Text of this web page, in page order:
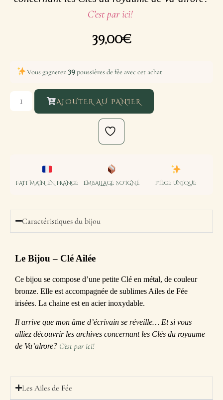
C’est par ici!
39,00€
Vous gagnerez 39poussières de fée avec cet achat
AJOUTER AU PANIER
FAIT MAIN EN FRANCE EMBALLAGE SOIGNÉ PIÈCE UNIQUE
Caractéristiques du bijou
Le Bijou – Clé Ailée
Ce bijou se compose d’une petite Clé en métal, de couleur
bronze. Elle est accompagnée de sublimes Ailes de Fée
irisées. La chaine est en acier inoxydable.
Il arrive que mon âme d’écrivain se réveille… Et si vous
alliez découvrir les archives concernant les Clés du royaume
de Va’alrore? C’est par ici!
Les Ailes de Fée